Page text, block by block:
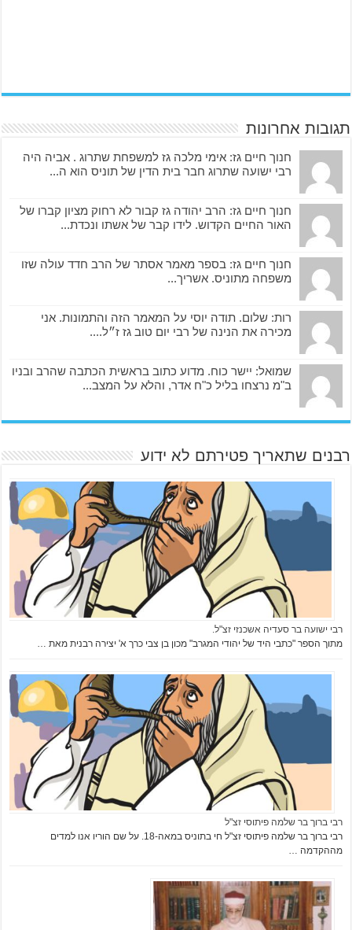
תגובות אחרונות
חנוך חיים גז: אימי מלכה גז למשפחת שתרוג . אביה היה
רבי ישועה שתרוג חבר בית הדין של תוניס הוא ה...
חנוך חיים גז: הרב יהודה גז קבור לא רחוק מציון קברו של
האור החיים הקדוש. לידו קבר של אשתו ונכדת...
חנוך חיים גז: בספר מאמר אסתר של הרב חדד עולה שזו
משפחה מתוניס. אשריך...
רות: שלום. תודה יוסי על המאמר הזה והתמונות. אני
מכירה את הנינה של רבי יום טוב גז ז״ל....
שמואל: יישר כוח. מדוע כתוב בראשית הכתבה שהרב ובניו
ב"מ נרצחו בליל כ"ח אדר, והלא על המצב...
רבנים שתאריך פטירתם לא ידוע
רבי ישועה בר סעדיה אשכנזי זצ"ל.
מתוך הספר "כתבי היד של יהודי המגרב" מכון בן צבי כרך א' יצירה רבנית מאת …
רבי ברוך בר שלמה פיתוסי זצ"ל
רבי ברוך בר שלמה פיתוסי זצ"ל חי בתוניס במאה-18. על שם הוריו אנו למדים
מההקדמה …